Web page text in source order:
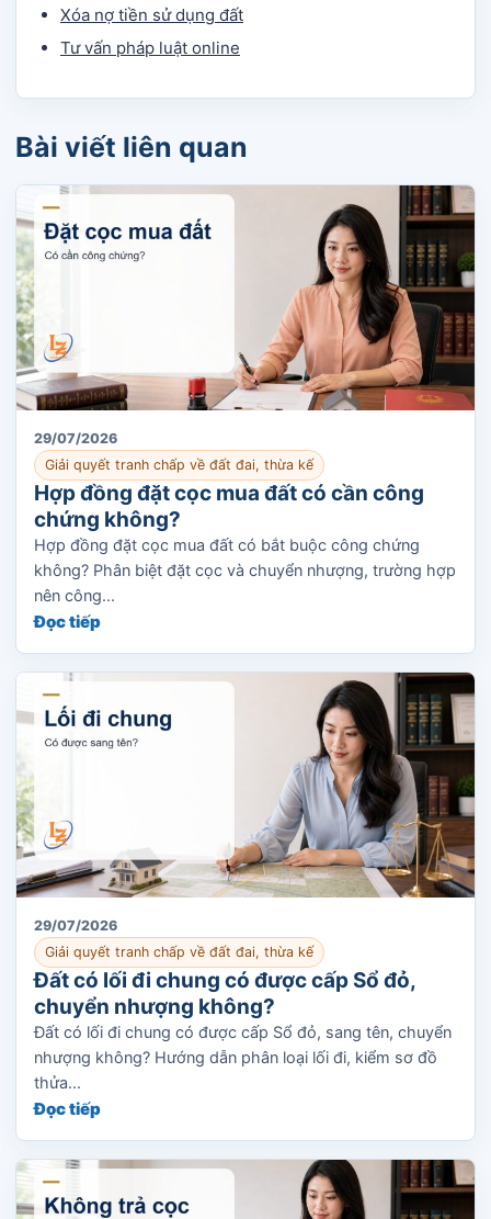
Xóa nợ tiền sử dụng đất
Tư vấn pháp luật online
Bài viết liên quan
29/07/2026
Giải quyết tranh chấp về đất đai, thừa kế
Hợp đồng đặt cọc mua đất có cần công
chứng không?
Hợp đồng đặt cọc mua đất có bắt buộc công chứng
không? Phân biệt đặt cọc và chuyển nhượng, trường hợp
nên công...
Đọc tiếp
29/07/2026
Giải quyết tranh chấp về đất đai, thừa kế
Đất có lối đi chung có được cấp Sổ đỏ,
chuyển nhượng không?
Đất có lối đi chung có được cấp Sổ đỏ, sang tên, chuyển
nhượng không? Hướng dẫn phân loại lối đi, kiểm sơ đồ
thửa...
Đọc tiếp